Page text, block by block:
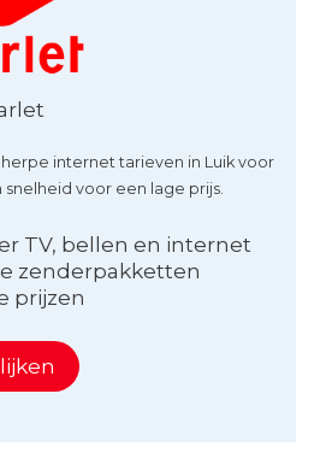
internet tarieven in Luik voor
snelheid voor een lage prijs.
TV, bellen en internet
zenderpakketten
prijzen